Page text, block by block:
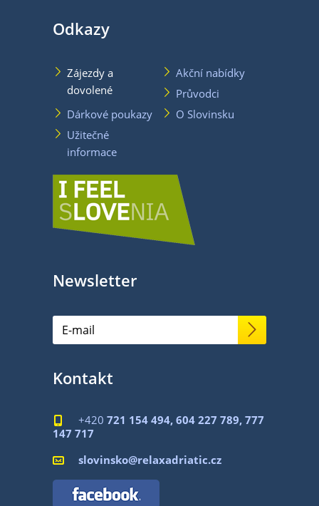
Odkazy
Zájezdy a
dovolené
Akční nabídky
Průvodci
Dárkové poukazy
O Slovinsku
Užitečné
informace
Newsletter
Kontakt
 +420 721 154 494, 604 227 789, 777
147 717
 slovinsko@relaxadriatic.cz